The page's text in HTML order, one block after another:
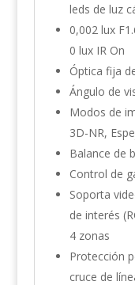
leds de luz
0,002 lux
0 lux IR On
Óptica fija
Ángulo de
Modos de
3D-NR,
Balance de
Control de
Soporta
de interés
4 zonas
Protección
cruce de